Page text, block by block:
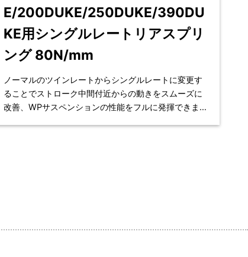
E/200DUKE/250DUKE/390DU
KE用シングルレートリアスプリ
ング 80N/mm
ノーマルのツインレートからシングルレートに変更す
ることでストローク中間付近からの動きをスムーズに
改善、WPサスペンションの性能をフルに発揮できま